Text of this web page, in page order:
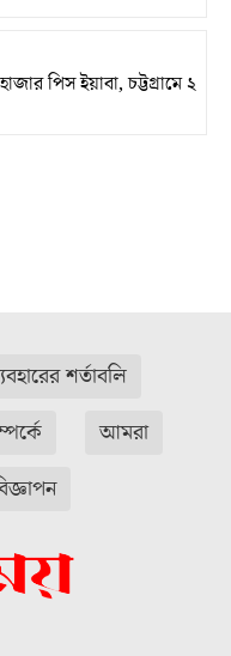
পিস ইয়াবা, চট্টগ্রামে ২
শর্তাবলি
আমরা